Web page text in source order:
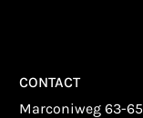
CONTACT
Marconiweg 63-65